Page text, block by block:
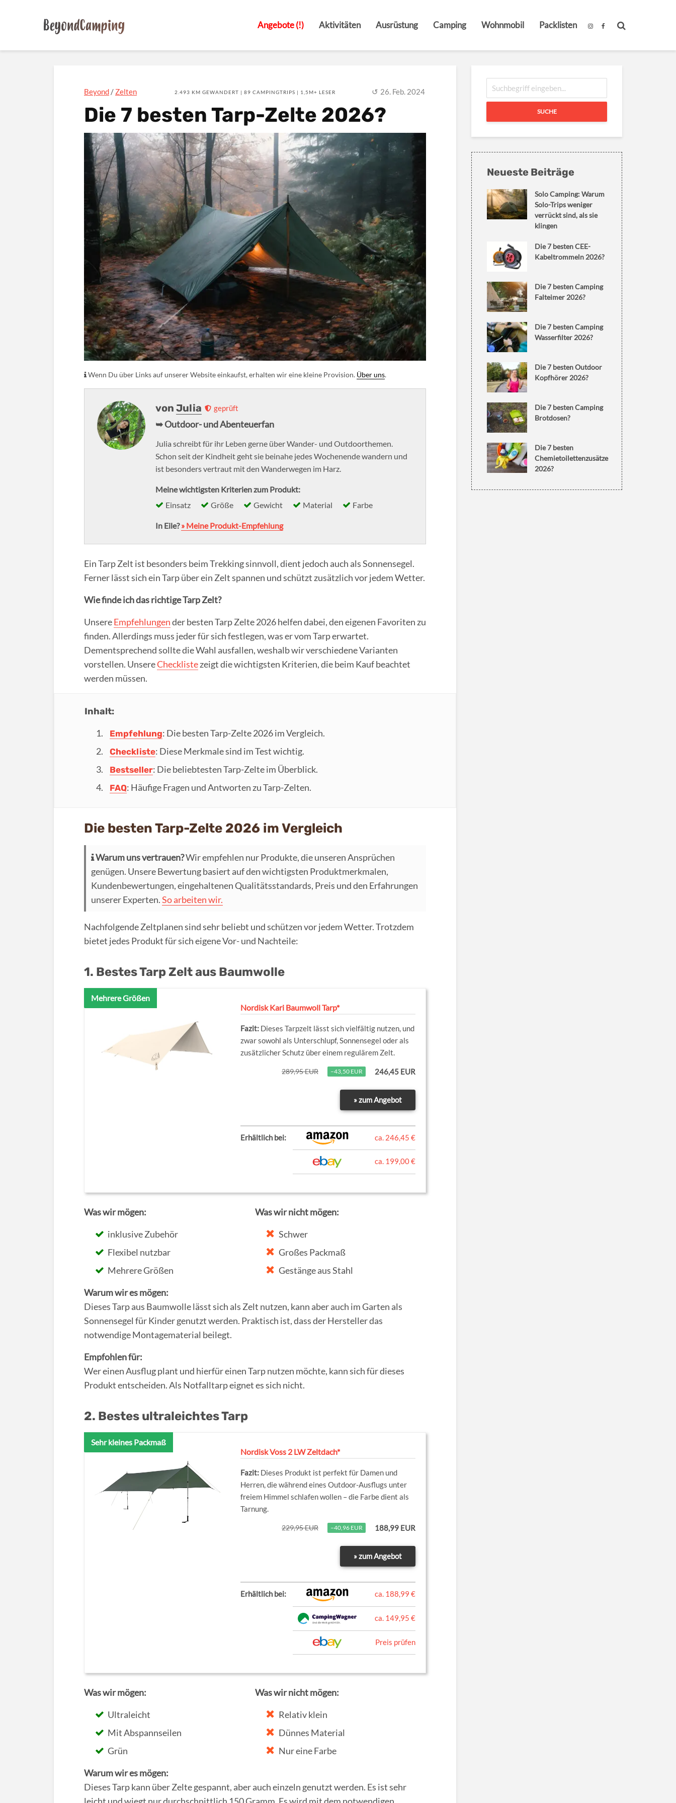
Angebote (!) Aktivitäten Ausrüstung Camping Wohnmobil Packlisten
Beyond / Zelten 2.493 KM GEWANDERT | 89 CAMPINGTRIPS | 1,5M+ LESER 26. Feb. 2024
Die 7 besten Tarp-Zelte 2026?
Wenn Du über Links auf unserer Website einkaufst, erhalten wir eine kleine Provision. Über uns.
vonJulia geprüft
➥ Outdoor- und Abenteuerfan
Julia schreibt für ihr Leben gerne über Wander- und Outdoorthemen.
Schon seit der Kindheit geht sie beinahe jedes Wochenende wandern und
ist besonders vertraut mit den Wanderwegen im Harz.
Meine wichtigsten Kriterien zum Produkt:
Einsatz
Größe Gewicht Material Farbe
In Eile?» Meine Produkt-Empfehlung
Ein Tarp Zelt ist besonders beim Trekking sinnvoll, dient jedoch auch als Sonnensegel.
Ferner lässt sich ein Tarp über ein Zelt spannen und schützt zusätzlich vor jedem Wetter.
Wie finde ich das richtige Tarp Zelt?
UnsereEmpfehlungender besten Tarp Zelte 2026 helfen dabei, den eigenen Favoriten zu
finden. Allerdings muss jeder für sich festlegen, was er vom Tarp erwartet.
Dementsprechend sollte die Wahl ausfallen, weshalb wir verschiedene Varianten
vorstellen. UnsereChecklistezeigt die wichtigsten Kriterien, die beim Kauf beachtet
werden müssen.
Inhalt:
Empfehlung: Die besten Tarp-Zelte 2026 im Vergleich.
Checkliste: Diese Merkmale sind im Test wichtig.
Bestseller: Die beliebtesten Tarp-Zelte im Überblick.
FAQ: Häufige Fragen und Antworten zu Tarp-Zelten.
Die besten Tarp-Zelte 2026 im Vergleich
Warum uns vertrauen?Wir empfehlen nur Produkte, die unseren Ansprüchen
genügen. Unsere Bewertung basiert auf den wichtigsten Produktmerkmalen,
Kundenbewertungen, eingehaltenen Qualitätsstandards, Preis und den Erfahrungen
unserer Experten.So arbeiten wir.
Nachfolgende Zeltplanen sind sehr beliebt und schützen vor jedem Wetter. Trotzdem
bietet jedes Produkt für sich eigene Vor- und Nachteile:
1. Bestes Tarp Zelt aus Baumwolle
Mehrere Größen
Nordisk Kari Baumwoll Tarp*
Dieses Tarpzelt lässt sich vielfältig nutzen, und
zwar sowohl als Unterschlupf, Sonnensegel oder als
zusätzlicher Schutz über einem regulärem Zelt.
289,95 EUR −43,50 EUR 246,45 EUR
» zum Angebot
Erhältlich bei: ca. 246,45 €
ca. 199,00 €
Was wir mögen:
inklusive Zubehör
Flexibel nutzbar
Mehrere Größen
Was wir nicht mögen:
Schwer
Großes Packmaß
Gestänge aus Stahl
Warum wir es mögen:
Dieses Tarp aus Baumwolle lässt sich als Zelt nutzen, kann aber auch im Garten als
Sonnensegel für Kinder genutzt werden. Praktisch ist, dass der Hersteller das
notwendige Montagematerial beilegt.
Empfohlen für:
Wer einen Ausflug plant und hierfür einen Tarp nutzen möchte, kann sich für dieses
Produkt entscheiden. Als Notfalltarp eignet es sich nicht.
2. Bestes ultraleichtes Tarp
Sehr kleines Packmaß
Nordisk Voss 2 LW Zeltdach*
Dieses Produkt ist perfekt für Damen und
Herren, die während eines Outdoor-Ausflugs unter
freiem Himmel schlafen wollen – die Farbe dient als
Tarnung.
229,95 EUR −40,96 EUR 188,99 EUR
» zum Angebot
Erhältlich bei: ca. 188,99 €
ca. 149,95 €
Preis prüfen
Was wir mögen:
Ultraleicht
Mit Abspannseilen
Grün
Was wir nicht mögen:
Relativ klein
Dünnes Material
Nur eine Farbe
Warum wir es mögen:
Dieses Tarp kann über Zelte gespannt, aber auch einzeln genutzt werden. Es ist sehr
SUCHE
Neueste Beiträge
Solo Camping: Warum
Solo-Trips weniger
verrückt sind, als sie
klingen
Die 7 besten CEE-
Kabeltrommeln 2026?
Die 7 besten Camping
Falteimer 2026?
Die 7 besten Camping
Wasserfilter 2026?
Die 7 besten Outdoor
Kopfhörer 2026?
Die 7 besten Camping
Brotdosen?
Die 7 besten
Chemietoilettenzusätze
2026?